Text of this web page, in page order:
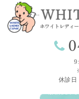
休診日